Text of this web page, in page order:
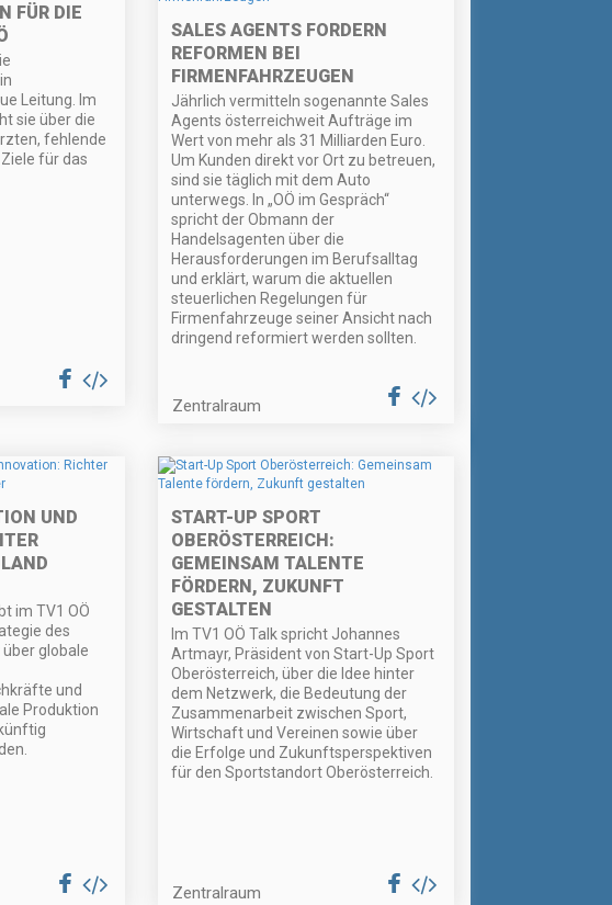
FÜR DIE
Leitung. Im
sie über die
fehlende
für das
SALES AGENTS FORDERN
REFORMEN BEI
FIRMENFAHRZEUGEN
Jährlich vermitteln sogenannte Sales
Agents österreichweit Aufträge im
Wert von mehr als 31 Milliarden Euro.
Um Kunden direkt vor Ort zu betreuen,
sind sie täglich mit dem Auto
unterwegs. In „OÖ im Gespräch“
spricht der Obmann der
Handelsagenten über die
Herausforderungen im Berufsalltag
und erklärt, warum die aktuellen
steuerlichen Regelungen für
Firmenfahrzeuge seiner Ansicht nach
dringend reformiert werden sollten.
Zentralraum
UND
im TV1 OÖ
des
globale
und
Produktion
START-UP SPORT
OBERÖSTERREICH:
GEMEINSAM TALENTE
FÖRDERN, ZUKUNFT
GESTALTEN
Im TV1 OÖ Talk spricht Johannes
Artmayr, Präsident von Start-Up Sport
Oberösterreich, über die Idee hinter
dem Netzwerk, die Bedeutung der
Zusammenarbeit zwischen Sport,
Wirtschaft und Vereinen sowie über
die Erfolge und Zukunftsperspektiven
für den Sportstandort Oberösterreich.
Zentralraum